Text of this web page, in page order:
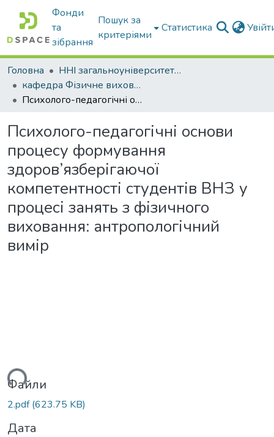
Фонди
та
зібрання
Пошук за
критеріями
Статистика
Головна
ННІ загальноуніверситетської підготовки
кафедра Фізичне виховання і спорт
Психолого-педагогічні основи процесу формування здоров’язберігаючої компетентності студентів ВНЗ у процесі занять з фізичного виховання: антропологічний вимір
Психолого-педагогічні основи
процесу формування
здоров’язберігаючої
компетентності студентів ВНЗ у
процесі занять з фізичного
виховання: антропологічний
вимір
Файли
2.pdf(623.75 KB)
Дата